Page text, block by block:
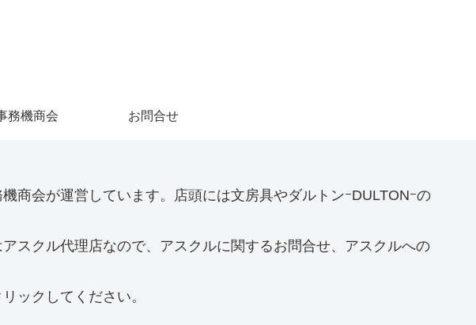
務機商会 お問合せ
商会が運営しています。店頭には文房具やダルトンｰDULTONｰの
スクル代理店なので、アスクルに関するお問合せ、アスクルへの
ックしてください。